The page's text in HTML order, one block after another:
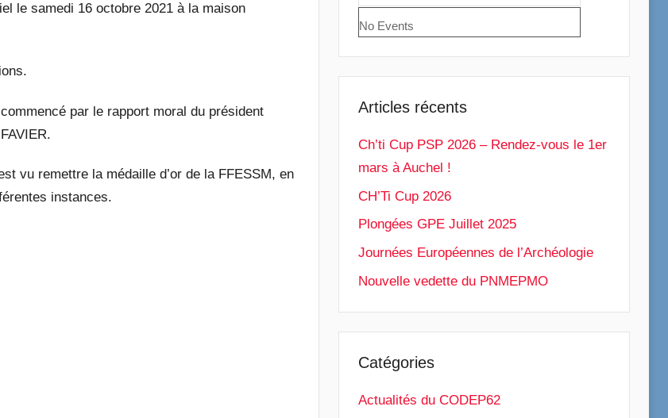
le samedi 16 octobre 2021 à la maison
par le rapport moral du président
vu remettre la médaille d’or de la FFESSM, en
instances.
No Events
Articles récents
Ch’ti Cup PSP 2026 – Rendez‑vous le 1er
mars à Auchel !
CH’Ti Cup 2026
Plongées GPE Juillet 2025
Journées Européennes de l’Archéologie
Nouvelle vedette du PNMEPMO
Catégories
Actualités du CODEP62